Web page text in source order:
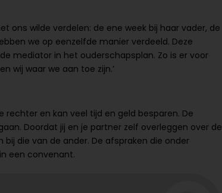
ons wilde verdelen: de ene week bij haar vader, de
we op eenzelfde manier verdeeld. Deze
mediator in het ouderschapsplan. Zo is er voor
wij waar we aan toe zijn.’
en kan veel tijd en geld besparen. De
Doordat jij en je partner zelf overleggen over de
die van de ander. De afspraken die onder
een convenant.